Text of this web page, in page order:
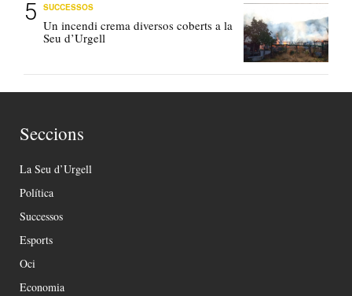
SUCCESSOS
Un incendi crema diversos coberts a la
Seu d’Urgell
Seccions
La Seu d’Urgell
Política
Successos
Esports
Oci
Economia